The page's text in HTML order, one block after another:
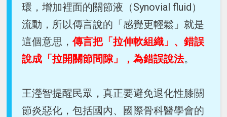
環，增加裡面的關節液（Synovial fluid）
流動，所以傳言說的「感覺更輕鬆」就是
這個意思，傳言把「拉伸軟組織」、錯誤
說成「拉開關節間隙」，為錯誤說法。
王瀅智提醒民眾，真正要避免退化性膝關
節炎惡化，包括國內、國際骨科醫學會的